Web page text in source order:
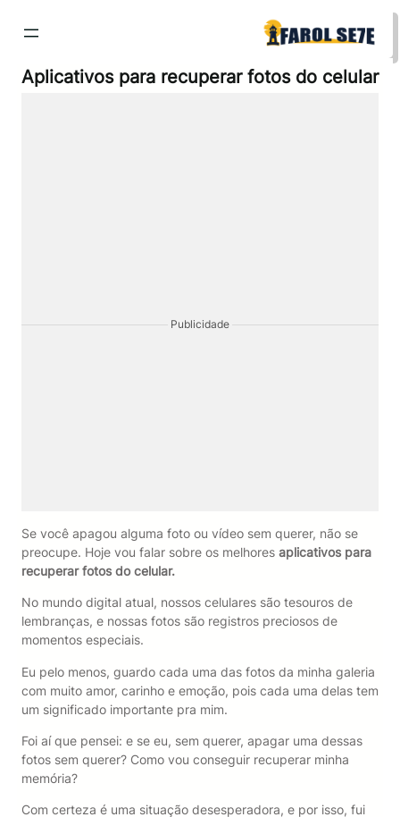
para
conteúdo
Aplicativos para recuperar fotos do celular
Publicidade
Se você apagou alguma foto ou vídeo sem querer, não se
preocupe. Hoje vou falar sobre os melhores aplicativos para
recuperar fotos do celular.
No mundo digital atual, nossos celulares são tesouros de
lembranças, e nossas fotos são registros preciosos de
momentos especiais.
Eu pelo menos, guardo cada uma das fotos da minha galeria
com muito amor, carinho e emoção, pois cada uma delas tem
um significado importante pra mim.
Foi aí que pensei: e se eu, sem querer, apagar uma dessas
fotos sem querer? Como vou conseguir recuperar minha
memória?
Com certeza é uma situação desesperadora, e por isso, fui